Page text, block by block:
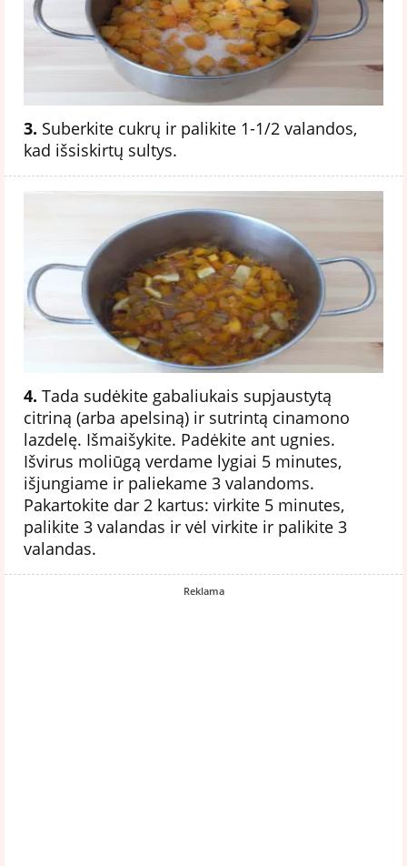
3. Suberkite cukrų ir palikite 1-1/2 valandos,
kad išsiskirtų sultys.
4. Tada sudėkite gabaliukais supjaustytą
citriną (arba apelsiną) ir sutrintą cinamono
lazdelę. Išmaišykite. Padėkite ant ugnies.
Išvirus moliūgą verdame lygiai 5 minutes,
išjungiame ir paliekame 3 valandoms.
Pakartokite dar 2 kartus: virkite 5 minutes,
palikite 3 valandas ir vėl virkite ir palikite 3
valandas.
Reklama